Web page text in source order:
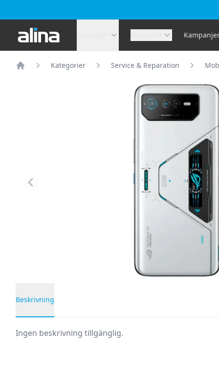
Alina.se
Kategorier Service & Reparation
Beskrivning
Ingen beskrivning tillgänglig.